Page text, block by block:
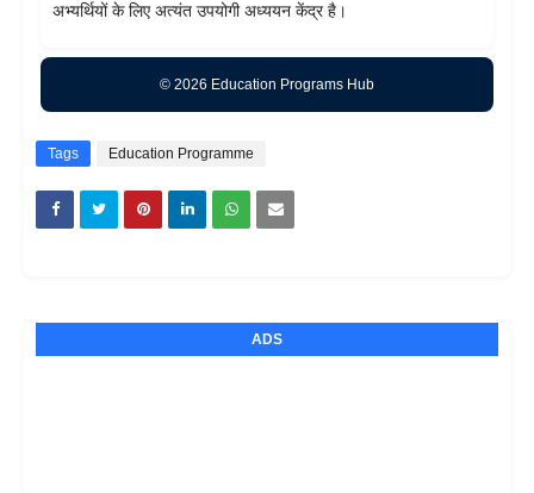
अभ्यर्थियों के लिए अत्यंत उपयोगी अध्ययन केंद्र है।
© 2026 Education Programs Hub
Tags Education Programme
ADS